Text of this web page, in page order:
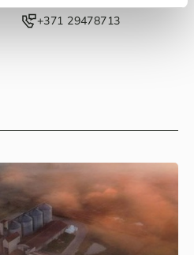
‭+371 29478713‬